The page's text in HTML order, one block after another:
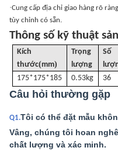
·Cung cấp địa chỉ giao hàng rõ
tùy chỉnh có sẵn.
Thông số kỹ thuật
Kích
thước(mm)
Trọng
lượng
Số
175*175*185 0.53kg 36
Câu hỏi thường gặp
Q1.Tôi có thể đặt mẫu
Vâng, chúng tôi hoan
chất lượng và xác minh.